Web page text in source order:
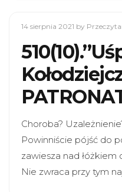
14 sierpnia 2021 by
Choroba?
Powinniście pójść do
zawiesza nad łóżkiem
Nie zwraca przy tym